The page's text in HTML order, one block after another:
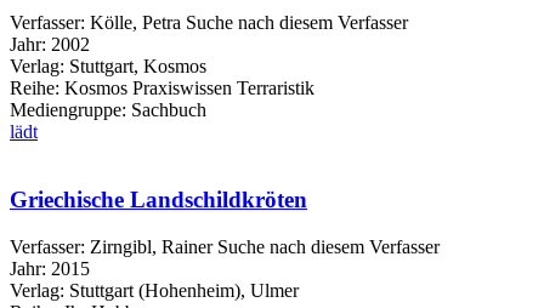
Verfasser: Kölle, Petra Suche nach diesem Verfasser
Jahr: 2002
Verlag: Stuttgart, Kosmos
Reihe: Kosmos Praxiswissen Terraristik
Mediengruppe: Sachbuch
lädt
Griechische Landschildkröten
Verfasser: Zirngibl, Rainer Suche nach diesem Verfasser
Jahr: 2015
Verlag: Stuttgart (Hohenheim), Ulmer